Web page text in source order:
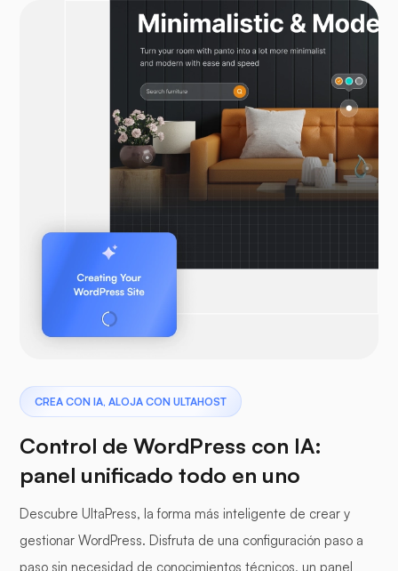
CREA CON IA, ALOJA CON ULTAHOST
Control de WordPress con IA:
panel unificado todo en uno
Descubre UltaPress, la forma más inteligente de crear y
gestionar WordPress. Disfruta de una configuración paso a
paso sin necesidad de conocimientos técnicos, un panel